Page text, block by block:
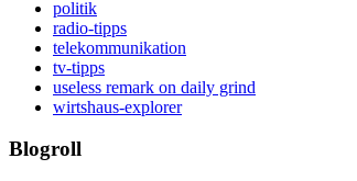
politik
radio-tipps
telekommunikation
tv-tipps
useless remark on daily grind
wirtshaus-explorer
Blogroll